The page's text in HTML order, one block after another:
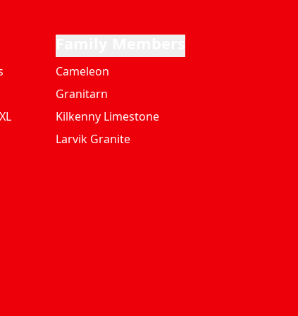
Cameleon
Granitarn
Kilkenny Limestone
Larvik Granite